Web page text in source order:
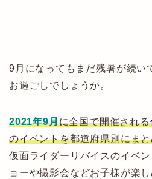
9月になってもまだ残暑が続い
お過ごしでしょうか。
2021年9月に全国で開催される
のイベントを都道府県別にま
仮面ライダーリバイスのイベ
ョーや撮影会などお子様が楽